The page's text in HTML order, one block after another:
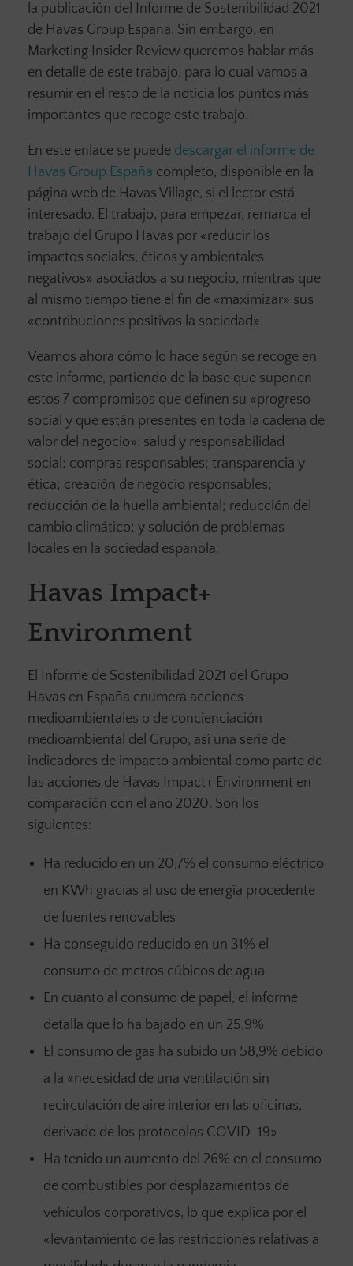
la publicación del Informe de Sostenibilidad 2021
de Havas Group España. Sin embargo, en
Marketing Insider Review queremos hablar más
en detalle de este trabajo, para lo cual vamos a
resumir en el resto de la noticia los puntos más
importantes que recoge este trabajo.
En este enlace se puede descargar el informe de
Havas Group España completo, disponible en la
página web de Havas Village, si el lector está
interesado. El trabajo, para empezar, remarca el
trabajo del Grupo Havas por «reducir los
impactos sociales, éticos y ambientales
negativos» asociados a su negocio, mientras que
al mismo tiempo tiene el fin de «maximizar» sus
«contribuciones positivas la sociedad».
Veamos ahora cómo lo hace según se recoge en
este informe, partiendo de la base que suponen
estos 7 compromisos que definen su «progreso
social y que están presentes en toda la cadena de
valor del negocio»: salud y responsabilidad
social; compras responsables; transparencia y
ética; creación de negocio responsables;
reducción de la huella ambiental; reducción del
cambio climático; y solución de problemas
locales en la sociedad española.
Havas Impact+
Environment
El Informe de Sostenibilidad 2021 del Grupo
Havas en España enumera acciones
medioambientales o de concienciación
medioambiental del Grupo, así una serie de
indicadores de impacto ambiental como parte de
las acciones de Havas Impact+ Environment en
comparación con el año 2020. Son los
siguientes:
Ha reducido en un 20,7% el consumo eléctrico
en KWh gracias al uso de energía procedente
de fuentes renovables
Ha conseguido reducido en un 31% el
consumo de metros cúbicos de agua
En cuanto al consumo de papel, el informe
detalla que lo ha bajado en un 25,9%
El consumo de gas ha subido un 58,9% debido
a la «necesidad de una ventilación sin
recirculación de aire interior en las oficinas,
derivado de los protocolos COVID-19»
Ha tenido un aumento del 26% en el consumo
de combustibles por desplazamientos de
vehículos corporativos, lo que explica por el
«levantamiento de las restricciones relativas a